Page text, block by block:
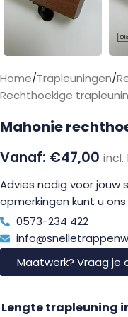
Home/Trapleuningen/
Rechthoekige
Mahonie
€47,00 incl.
Advies nodig voor jouw
opmerkingen kunt u
0573-234 422
Maatwerk? Vraag je
Lengte trapleuning